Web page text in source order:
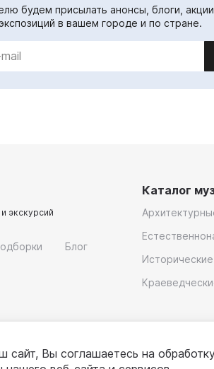
будем присылать анонсы, блоги,
в вашем городе и по стране.
экскурсий
Блог
Каталог
Исторические
сайт, Вы соглашаетесь на